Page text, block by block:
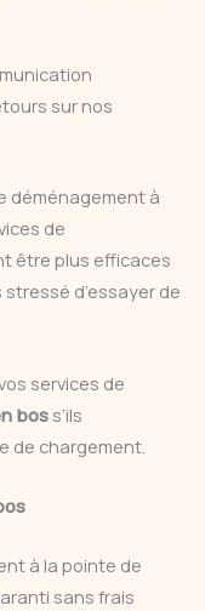
sur nos
déménagement à
de
être plus efficaces
d’essayer de
services de
boss’ils
de chargement.
à la pointe de
sans frais